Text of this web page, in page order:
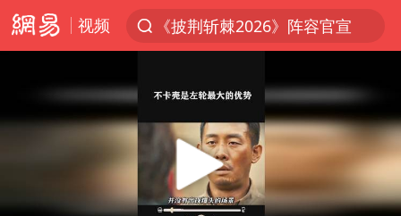
视频
《披荆斩棘2026》阵容官宣
于东来回应胖东来近25年老店年底关闭
以拒绝“和平委员会”的加沙和平计划
浙江省甬江发生2026年第1号洪水